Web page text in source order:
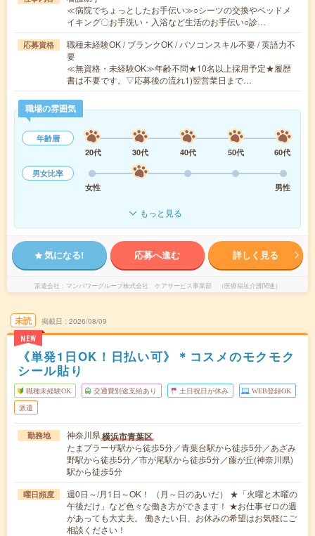
≪病院でちょっとしたお手伝い≫○シーツの交換やベッドメ
イキング〇お手洗い・入浴など生活のお手伝い○診…
応募資格
職種未経験OK / ブランクOK / パソコンスキル不要 / 英語力不
要
≪無資格・未経験OK≫年齢不問★10名以上採用予定★履歴
書は不要です。▽応募後の流れ1)翌営業日まで…
職場の雰囲気
年齢層
20代
30代 40代 50代
60代
男女比率
女性
男性
もっと見る
気になる! 応募へ進む 詳しく見る
派遣会社 マンパワーグループ株式会社 ケアサービス事業部 （医療福祉介護関連）
未読
NEW
掲載日 2026/08/09
《単発1日OK！日払い可》＊コスメのモクモク
シール貼り
職種未経験OK 交通費別途支給あり 土日祝日が休み WEB登録OK
派遣
勤務地 神奈川県横浜市青葉区
たまプラーザ駅から徒歩5分／青葉台駅から徒歩5分／あざみ
野駅から徒歩5分／市が尾駅から徒歩5分／藤が丘(神奈川県)
駅から徒歩5分
曜日頻度
週0日～/月1日～OK！ （月～日のあいだ） ★「火曜と木曜の
午後だけ」など色々な働き方ができます！ ★お仕事ゼロの週
があっても大丈夫。 働きたい日、お休みの希望はお気軽にご
相談ください！